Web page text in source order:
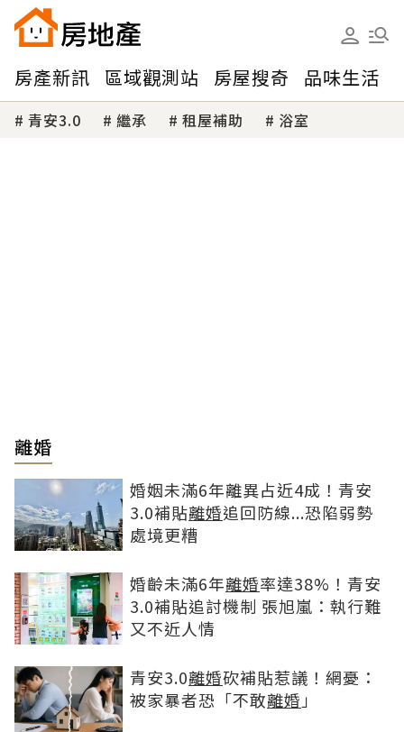
房產新訊 區域觀測站 房屋搜奇 品味生活
青安3.0 繼承 租屋補助 浴室
離婚
婚姻未滿6年離異占近4成！青安
3.0補貼離婚追回防線...恐陷弱勢
處境更糟
婚齡未滿6年離婚率達38%！青安
3.0補貼追討機制 張旭嵐：執行難
又不近人情
青安3.0離婚砍補貼惹議！網憂：
被家暴者恐「不敢離婚 」